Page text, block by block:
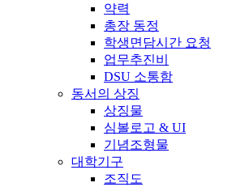
약력
총장 동정
학생면담시간 요청
업무추진비
DSU 소통함
동서의 상징
상징물
심볼로고 & UI
기념조형물
대학기구
조직도